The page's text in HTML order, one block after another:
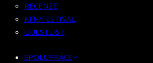
BOOKING
PR SPOLUPRÁCE
MERCH
RECENZE
KFN/FESTIVAL
GUESTLIST
SPOLUPRÁCE